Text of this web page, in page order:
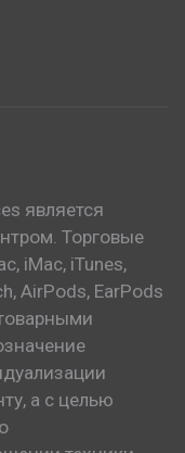
является
Торговые
iMac, iTunes,
AirPods, EarPods
а с целью